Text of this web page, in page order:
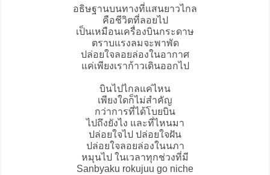
อธิษฐานบนทางที่แสนยาวไกล
คือชีวิตที่ลอยไป
เป็นเหมือนเครื่องบินกระดาษ
ตราบแรงลมจะพาพัด
ปล่อยใจลอยล่องในอากาศ
แค่เพียงเราก้าวเดินออกไป
บินไปไกลแค่ไหน
เพียงใดก็ไม่สำคัญ
กว่าการที่ได้โบยบิน
ไปถึงยังไง และที่ไหนมา
ปล่อยใจไป ปล่อยใจฝัน
ปล่อยใจลอยล่องในนภา
หมุนไป ในเวลาทุกช่วงที่มี
Sanbyaku rokujuu go niche